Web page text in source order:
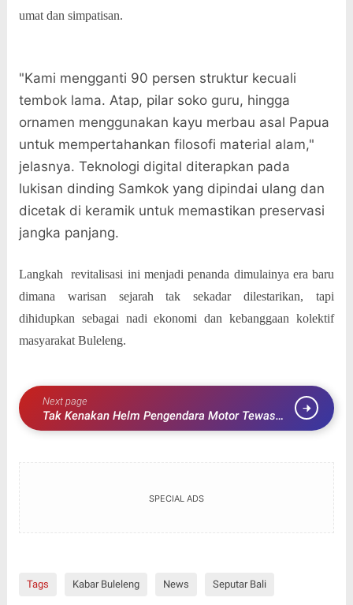
umat dan simpatisan.
"Kami mengganti 90 persen struktur kecuali
tembok lama. Atap, pilar soko guru, hingga
ornamen menggunakan kayu merbau asal Papua
untuk mempertahankan filosofi material alam,"
jelasnya. Teknologi digital diterapkan pada
lukisan dinding Samkok yang dipindai ulang dan
dicetak di keramik untuk memastikan preservasi
jangka panjang.
Langkah
revitalisasi ini menjadi penanda dimulainya era baru
dimana warisan sejarah tak sekadar dilestarikan, tapi
dihidupkan sebagai nadi ekonomi dan kebanggaan kolektif
masyarakat Buleleng.
Next page
Tak Kenakan Helm Pengendara Motor Tewas
Saat Terlibat Kecelakaan Dengan Truk Box
SPECIAL ADS
Tags Kabar Buleleng News Seputar Bali